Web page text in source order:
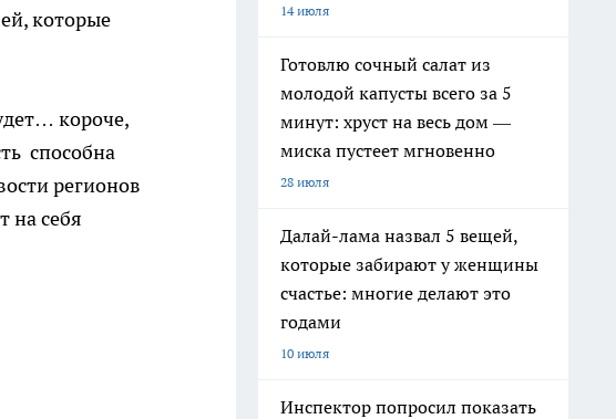
которые
короче,
способна
регионов
на себя
14 июля
Готовлю сочный салат из
молодой капусты всего за 5
минут: хруст на весь дом —
миска пустеет мгновенно
28 июля
Далай-лама назвал 5 вещей,
которые забирают у женщины
счастье: многие делают это
годами
10 июля
Инспектор попросил показать